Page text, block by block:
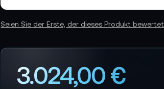
Seien Sie der Erste, der dieses Produkt bewertet
3.024,00 €